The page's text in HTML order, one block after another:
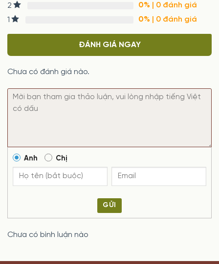
2
0% | 0 đánh giá
1
0% | 0 đánh giá
ĐÁNH GIÁ NGAY
Chưa có đánh giá nào.
Anh Chị
GỬI
Chưa có bình luận nào